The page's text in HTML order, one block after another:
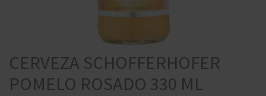
CERVEZA SCHOFFERHOFER
POMELO ROSADO 330 ML